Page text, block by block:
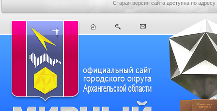
Старая версия сайта доступна по адресу